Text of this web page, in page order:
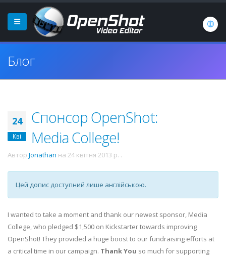
Блог
24
Кві
Спонсор OpenShot:
Media College!
Автор Jonathan на 24 квітня 2013 р. .
Цей допис доступний лише англійською.
I wanted to take a moment and thank our newest sponsor, Media
College, who pledged $1,500 on Kickstarter towards improving
OpenShot! They provided a huge boost to our fundraising efforts at
a critical time in our campaign. Thank You so much for supporting